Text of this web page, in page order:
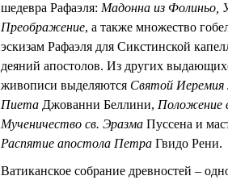
шедевра Рафаэля: Мадонна из Фолиньо,
Преображение, а также множество
эскизам Рафаэля для Сикстинской
деяний апостолов. Из других
живописи выделяются Святой Иеремия
Пиета Джованни Беллини, Положение
Мученичество св. Эразма Пуссена и
Распятие апостола Петра Гвидо Рени.
Ватиканское собрание древностей –